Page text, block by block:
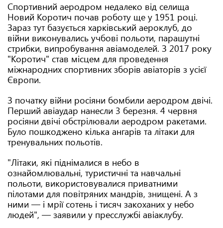
Спортивний аеродром недалеко від селища
Новий Коротич почав роботу ще у 1951 році.
Зараз тут базується харківський аероклуб, до
війни виконувались учбові польоти, парашутні
стрибки, випробування авіамоделей. З 2017 року
"Коротич" став місцем для проведення
міжнародних спортивних зборів авіаторів з усієї
Європи.
З початку війни росіяни бомбили аеродром двічі.
Перший авіаудар нанесли 3 березня. 4 червня
росіяни двічі обстрілювали аеродром ракетами.
Було пошкоджено кілька ангарів та літаки для
тренувальних польотів.
"Літаки, які піднімалися в небо в
ознайомлювальні, туристичні та навчальні
польоти, використовувалися приватними
пілотами для повітряних мандрів, знищені. А з
ними — і мрії сотень і тисяч закоханих у небо
людей", — заявили у пресслужбі авіаклубу.